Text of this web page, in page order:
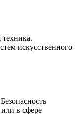
искусственного
в сфере